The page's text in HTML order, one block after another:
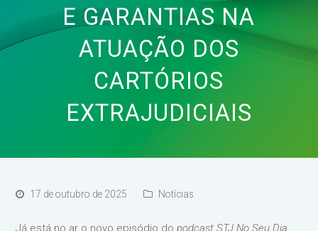
E GARANTIAS NA
ATUAÇÃO DOS
CARTÓRIOS
EXTRAJUDICIAIS
17 de outubro de 2025 Notícias
Já está no ar o novo episódio dopodcast STJ No Seu Dia,